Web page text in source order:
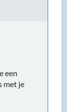
een
met je